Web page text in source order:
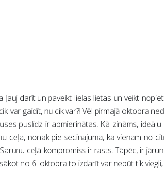
darīt un paveikt lielas lietas un veikt
var gaidīt, nu cik var?! Vēl pirmajā oktobra
puslīdz ir apmierinātas. Kā zināms,
ceļā, nonāk pie secinājuma, ka vienam no
ceļā kompromiss ir rasts. Tāpēc, ir
no 6. oktobra to izdarīt var nebūt tik